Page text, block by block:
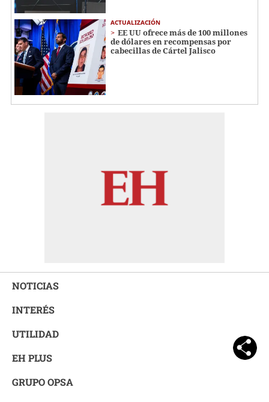
ACTUALIZACIÓN
EE UU ofrece más de 100 millones
de dólares en recompensas por
cabecillas de Cártel Jalisco
NOTICIAS
INTERÉS
UTILIDAD
EH PLUS
GRUPO OPSA